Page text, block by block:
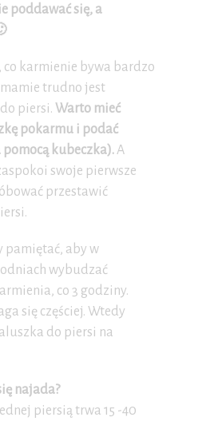
poddawać się, a
co karmienie bywa bardzo
trudno jest
piersi. Warto mieć
pokarmu i podać
pomocą kubeczka).A
swoje pierwsze
przestawić
pamiętać, aby w
wybudzać
co 3 godziny.
się częściej. Wtedy
do piersi na
najada?
piersią trwa 15 -40